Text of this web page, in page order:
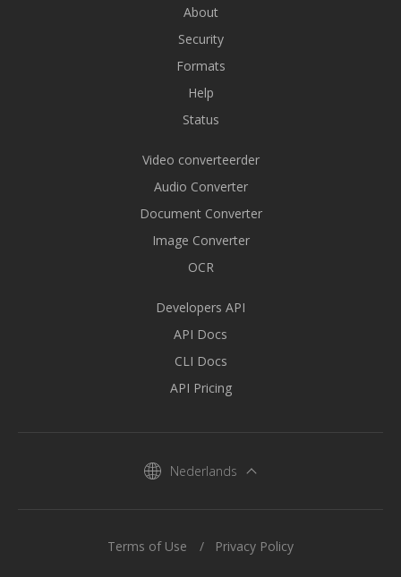
About
Security
Formats
Help
Status
Video converteerder
Audio Converter
Document Converter
Image Converter
OCR
Developers API
API Docs
CLI Docs
API Pricing
Nederlands
Terms of Use Privacy Policy